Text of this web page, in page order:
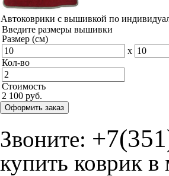
Автоковрики с вышивкой по
Введите размеры вышивки
Размер (см)
x
Кол-во
Стоимость
2 100 руб.
Оформить заказ
Звоните:
купить коврик